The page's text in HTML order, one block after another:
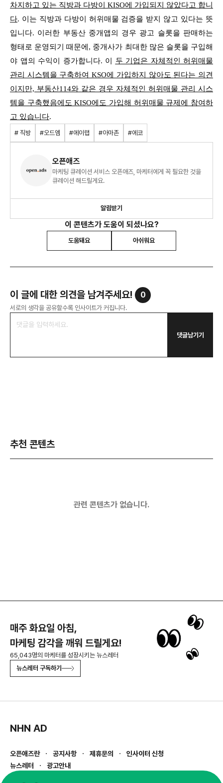
차지하고 있는 직방과 다방이 KISO에 가입되지 않았다고 합니
다. 이는 직방과 다방이 허위매물 검증을 받지 않고 있다는 뜻
입니다. 이러한 부동산 중개앱의 경우 광고 슬롯을 판매하는
형태로 운영되기 때문에, 중개사가 최대한 많은 슬롯을 구입해
야 앱의 수익이 증가합니다. 이 두 기업은 자체적인 허위매물
관리 시스템을 구축하여 KSO에 가입하지 않아도 된다는 의견
이지만, 부동산114와 같은 경우 자체적인 허위매물 관리 시스
템을 구축했음에도KISO에도 가입해 허위매물 규제에 참여하
고 있습니다.
# 직방 #오드엠 #에이랩 #아마존 #에코
오픈애즈
마케팅 큐레이션 서비스 오픈애즈, 마케터에게 꼭 필요한 것을
큐레이션 해드릴게요.
알림받기
이 콘텐츠가 도움이 되셨나요?
도움돼요 아쉬워요
이 글에 대한 의견을 남겨주세요! 0
서로의 생각을 공유할수록 인사이트가 커집니다.
댓글남기기
추천 콘텐츠
관련 콘텐츠가 없습니다.
매주 화요일 아침,
마케팅 감각을 깨워 드릴게요!
65,043명의 마케터를 성장시키는 뉴스레터
뉴스레터 구독하기
NHN AD
오픈애즈란 공지사항 제휴문의
인사이터 신청
뉴스레터
광고안내